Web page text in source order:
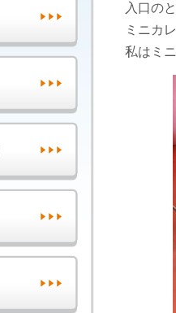
入口の
ミニカ
私はミ